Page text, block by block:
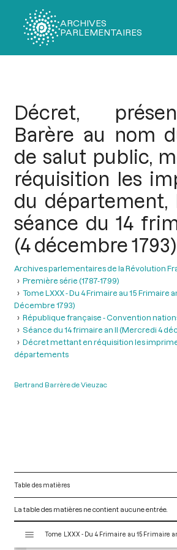
ARCHIVES
PARLEMENTAIRES
Décret,
Barère au nom
de salut public,
réquisition les
du département,
séance du 14
(4 décembre 1793)
Archives parlementaires de la Révolution
Première série (1787-1799)
Tome LXXX - Du 4 Frimaire au 15 Frimaire
Décembre 1793)
République française - Convention
Séance du 14 frimaire an II (Mercredi 4
Décret mettant en réquisition les
départements
Bertrand Barrère de Vieuzac
Table des matières
La table des matières ne contient aucune entrée.